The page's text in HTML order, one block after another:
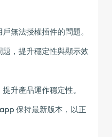
無法授權插件的問題。
，提升穩定性與顯示效
升產品運作穩定性。
保持最新版本，以正